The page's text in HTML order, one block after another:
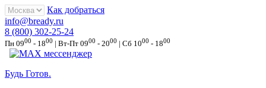
Как добраться
info@bready.ru
8 (800) 302-25-24
Пн 0900 - 1800 | Вт-Пт 0900 - 2000 | Сб 1000 - 1800
Будь Готов.